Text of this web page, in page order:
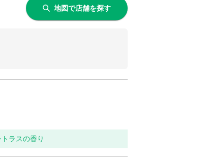
地図で店舗を探す
ラスの香り